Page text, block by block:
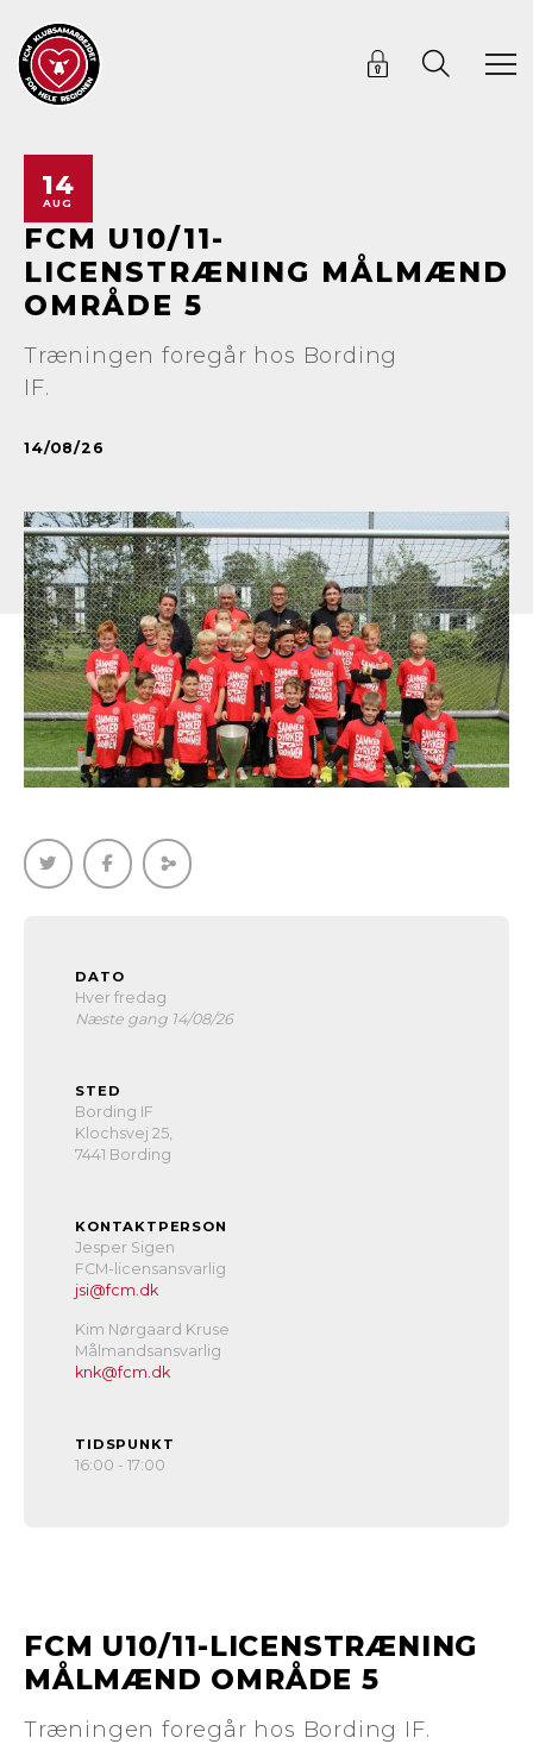
14
AUG
FCM U10/11-
LICENSTRÆNING MÅLMÆND
OMRÅDE 5
Træningen foregår hos Bording
IF.
14/08/26
DATO
Hver fredag
Næste gang 14/08/26
STED
Bording IF
Klochsvej 25,
7441 Bording
KONTAKTPERSON
Jesper Sigen
FCM-licensansvarlig
jsi@fcm.dk
Kim Nørgaard Kruse
Målmandsansvarlig
knk@fcm.dk
TIDSPUNKT
16:00 - 17:00
FCM U10/11-LICENSTRÆNING
MÅLMÆND OMRÅDE 5
Træningen foregår hos Bording IF.